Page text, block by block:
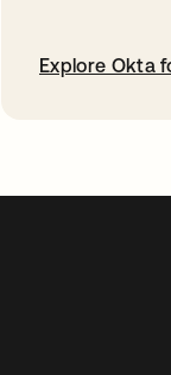
Explore Okta